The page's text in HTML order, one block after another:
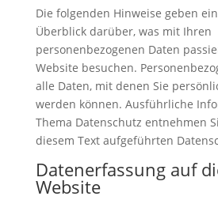
Die folgenden Hinweise geben
Überblick darüber, was mit Ihren
personenbezogenen Daten
Website besuchen.
alle Daten, mit denen Sie
werden können. Ausführliche
Thema Datenschutz entnehmen
diesem Text aufgeführten
Datenerfassung auf
Website